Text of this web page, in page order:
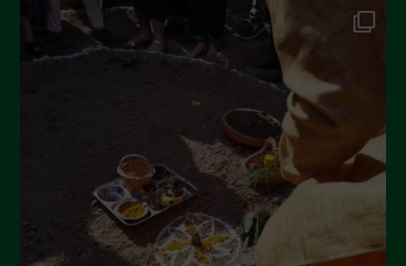
Ottobre 2022
Settembre 2022
Aprile 2022